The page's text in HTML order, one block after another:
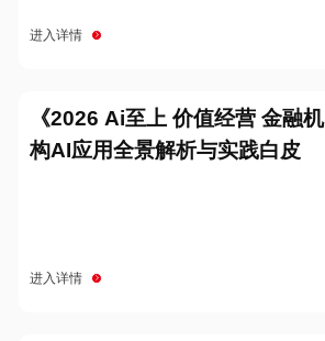
进入详情
《2026 Ai至上 价值经营 金融机
构AI应用全景解析与实践白皮
进入详情